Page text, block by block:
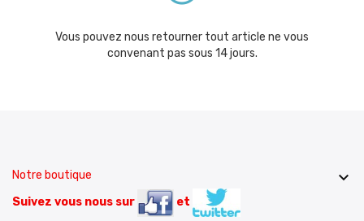
Vous pouvez nous retourner tout article ne vous
convenant pas sous 14 jours.
Notre boutique 
Suivez vous nous sur et